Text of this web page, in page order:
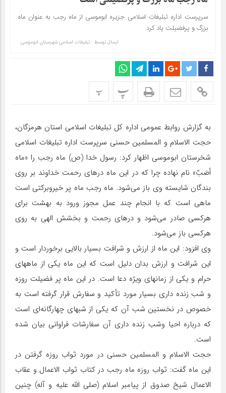
سرپرست اداره تبلیغات اسلامی جزیره ابوموسی از ماه رجب به عنوان ماه
بزرگ و پرفضیلت یاد کرد.
ارسال توسط : تبلیغات اسلامی شهرستان ابوموسی
پ پ
به گزارش روابط عمومی اداره کل تبلیغات اسلامی استان هرمزگان،
حجت الاسلام و المسلمین حسنی سرپرست اداره تبلیغات اسلامی
شخرستان ابوموسی اظهار کرد: رسول خدا (ص) ماه رجب را «ماه
أصَبّ» نام نهاده چرا که در این ماه درهای رحمت خداوند بر روی
بندگان شایسته‌ وی باز می‌شود. ماه رجب ماه پر خیروبرکتی است
ماهی است که با انجام چند عمل مجوز ورود به بهشت برای
هرکسی صادر می‌شود و درهای رحمت و بخشش الهی به روی
هرکسی باز می‌شود.
وی افزود: این ماه از ارزش و شرافت بسیار بالایی برخوردار است و
این شرافت و ارزش بدان دلیل است که این ماه یکی از ماههای
حرام و یکی از زمانهای ویژه‌ دعا است. در این ماه پر فضیلت روزه
و شب زنده‌ داری بسیار مورد تأکید و سفارش قرار گرفته است به
خصوص در نخستین شب آن که یکی از شبهای چهارگانه‌ای است
که درباره احیا وشب زنده‌ داری آن سفارشات فراوانی بیان شده
است.
حجت الاسلام و المسلمین حسنی در مورد ثواب روزه گرفتن در
این ماه گفت: ثواب روزه ماه رجب در کتاب ثواب الاعمال و عقاب
الاعمال شیخ صدوق از پیامبر اسلام (صلی الله علیه و آله) چنین